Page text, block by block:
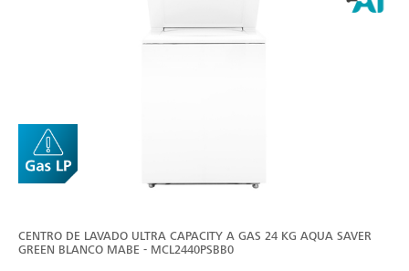
CENTRO DE LAVADO ULTRA CAPACITY A GAS 24 KG AQUA SAVER
GREEN BLANCO MABE - MCL2440PSBB0